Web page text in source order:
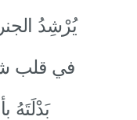
يُرْشِدُ
في قلب
بَدْلَتَهُ